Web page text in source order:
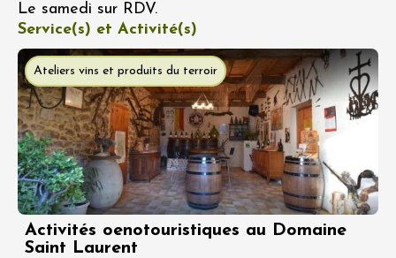
Le samedi sur RDV.
Service(s) et Activité(s)
Ateliers vins et produits du terroir
Activités oenotouristiques au Domaine
Saint Laurent